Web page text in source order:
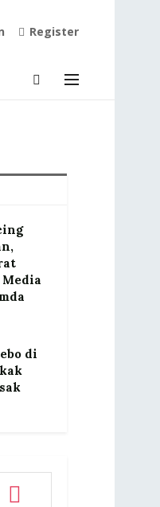
Register
di